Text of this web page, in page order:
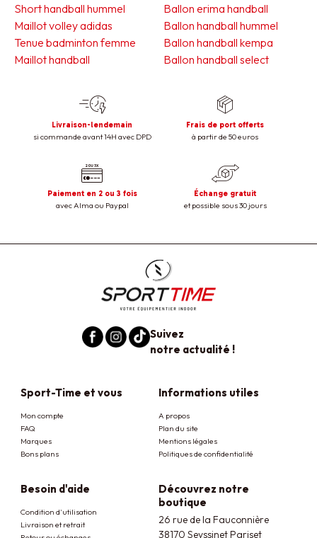
Short handball hummel
Maillot volley adidas
Tenue badminton femme
Maillot handball
Ballon erima handball
Ballon handball hummel
Ballon handball kempa
Ballon handball select
Livraison-lendemain
si commande avant 14H avec DPD
Frais de port offerts
à partir de 50 euros
Paiement en 2 ou 3 fois
avec Alma ou Paypal
Échange gratuit
et possible sous 30 jours
Suivez
notre actualité !
Sport-Time et vous
Mon compte
FAQ
Marques
Bons plans
Informations utiles
A propos
Plan du site
Mentions légales
Politiques de confidentialité
Besoin d'aide
Condition d'utilisation
Livraison et retrait
Découvrez notre
boutique
26 rue de la Fauconnière
38170 Seyssinet Pariset